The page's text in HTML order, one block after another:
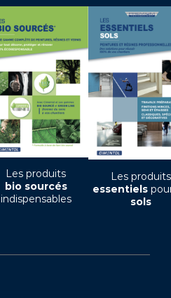
Les produits
bio sourcés
indispensables
Les produits
essentiels
sols